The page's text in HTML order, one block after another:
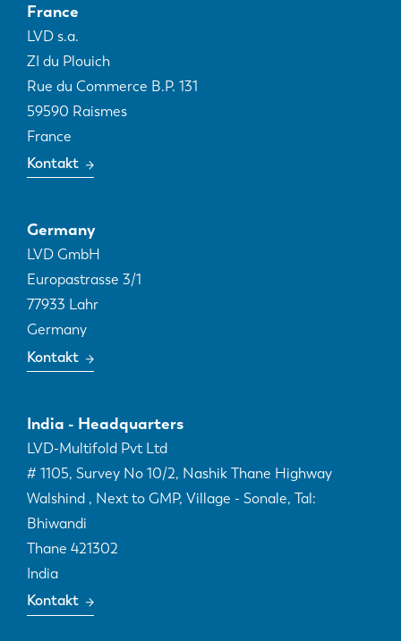
France
LVD s.a.
ZI du Plouich
Rue du Commerce B.P. 131
59590 Raismes
France
Kontakt
Germany
LVD GmbH
Europastrasse 3/1
77933 Lahr
Germany
Kontakt
India - Headquarters
LVD-Multifold Pvt Ltd
# 1105, Survey No 10/2, Nashik Thane Highway
Walshind , Next to GMP, Village - Sonale, Tal:
Bhiwandi
Thane 421302
India
Kontakt